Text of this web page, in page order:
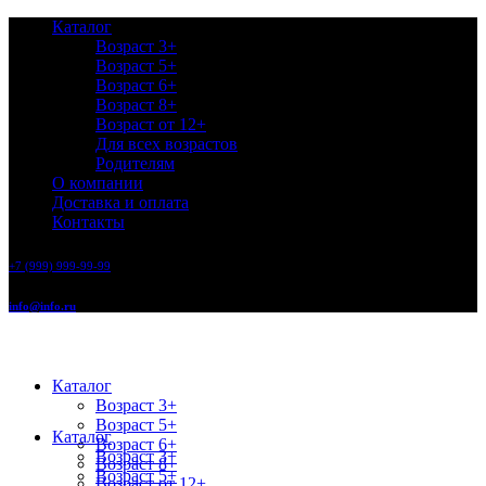
Каталог
Возраст 3+
Возраст 5+
Возраст 6+
Возраст 8+
Возраст от 12+
Для всех возрастов
Родителям
О компании
Доставка и оплата
Контакты
+7 (999) 999-99-99
info@info.ru
Каталог
Возраст 3+
Возраст 5+
Возраст 6+
Возраст 8+
Каталог
Возраст 3+
Возраст 5+